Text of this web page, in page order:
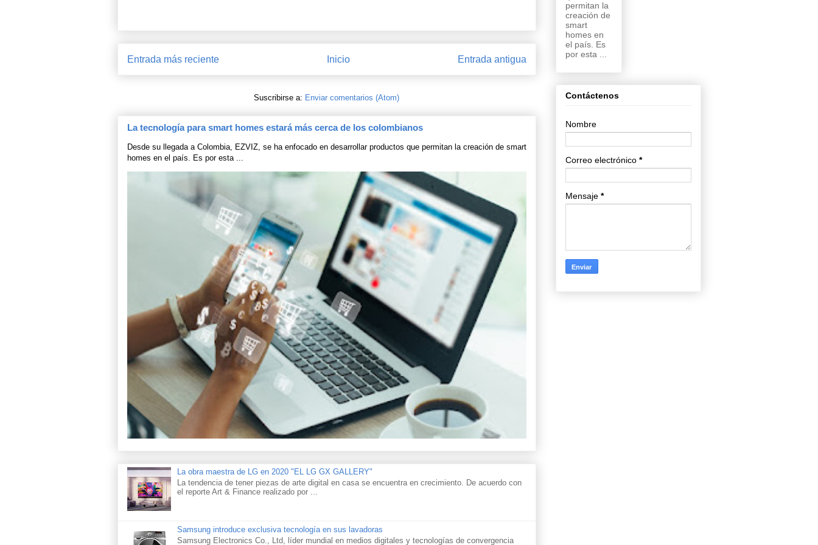
Entrada más reciente Entrada antigua
Inicio
Suscribirse a: Enviar comentarios (Atom)
La tecnología para smart homes estará más cerca de los colombianos
Desde su llegada a Colombia, EZVIZ, se ha enfocado en desarrollar productos que permitan la creación de smart
homes en el país. Es por esta ...
La obra maestra de LG en 2020 "EL LG GX GALLERY"
La tendencia de tener piezas de arte digital en casa se encuentra en crecimiento. De acuerdo con
el reporte Art & Finance realizado por ...
Samsung introduce exclusiva tecnología en sus lavadoras
Samsung Electronics Co., Ltd, líder mundial en medios digitales y tecnologías de convergencia
permitan la
creación de
smart
homes en
el país. Es
por esta ...
Contáctenos
Nombre
Correo electrónico *
Mensaje *